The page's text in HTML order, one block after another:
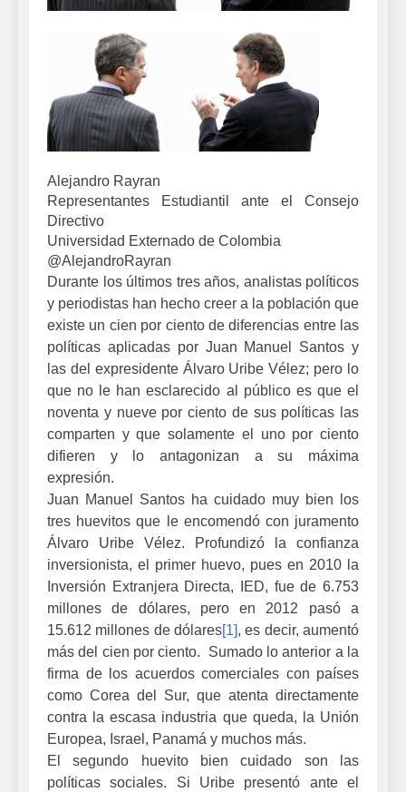
Alejandro Rayran
Representantes Estudiantil ante el Consejo
Directivo
Universidad Externado de Colombia
@AlejandroRayran
Durante los últimos tres años, analistas políticos
y periodistas han hecho creer a la población que
existe un cien por ciento de diferencias entre las
políticas aplicadas por Juan Manuel Santos y
las del expresidente Álvaro Uribe Vélez; pero lo
que no le han esclarecido al público es que el
noventa y nueve por ciento de sus políticas las
comparten y que solamente el uno por ciento
difieren y lo antagonizan a su máxima
expresión.
Juan Manuel Santos ha cuidado muy bien los
tres huevitos que le encomendó con juramento
Álvaro Uribe Vélez. Profundizó la confianza
inversionista, el primer huevo, pues en 2010 la
Inversión Extranjera Directa, IED, fue de 6.753
millones de dólares, pero en 2012 pasó a
15.612 millones de dólares[1], es decir, aumentó
más del cien por ciento. Sumado lo anterior a la
firma de los acuerdos comerciales con países
como Corea del Sur, que atenta directamente
contra la escasa industria que queda, la Unión
Europea, Israel, Panamá y muchos más.
El segundo huevito bien cuidado son las
políticas sociales. Si Uribe presentó ante el